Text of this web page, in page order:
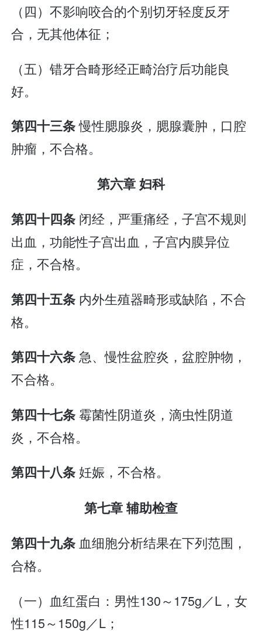
（四）不影响咬合的个别切牙轻度反牙
合，无其他体征；
（五）错牙合畸形经正畸治疗后功能良
好。
第四十三条慢性腮腺炎，腮腺囊肿，口腔
肿瘤，不合格。
第六章 妇科
第四十四条 闭经，严重痛经，子宫不规则
出血，功能性子宫出血，子宫内膜异位
症，不合格。
第四十五条 内外生殖器畸形或缺陷，不合
格。
第四十六条急、慢性盆腔炎，盆腔肿物，
不合格。
第四十七条霉菌性阴道炎，滴虫性阴道
炎，不合格。
第四十八条妊娠，不合格。
第七章 辅助检查
第四十九条血细胞分析结果在下列范围，
合格。
（一）血红蛋白：男性130～175g／L，女
性115～150g／L；